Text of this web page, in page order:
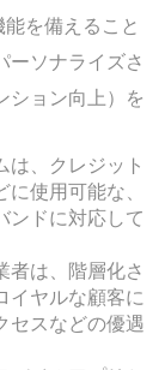
を備えること
ーソナライズさ
ション向上）を
は、クレジット
使用可能な、
ンドに対応して
者は、階層化さ
イヤルな顧客に
セスなどの優遇